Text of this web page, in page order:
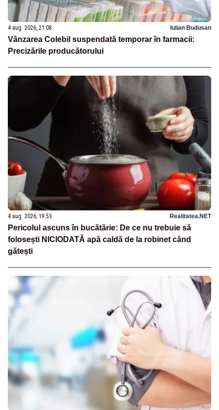
4 aug. 2026, 21:08 Iulian Budusan
Vânzarea Colebil suspendată temporar în farmacii:
Precizările producătorului
4 aug. 2026, 19:53 Realitatea.NET
Pericolul ascuns în bucătărie: De ce nu trebuie să
folosești NICIODATĂ apă caldă de la robinet când
gătești